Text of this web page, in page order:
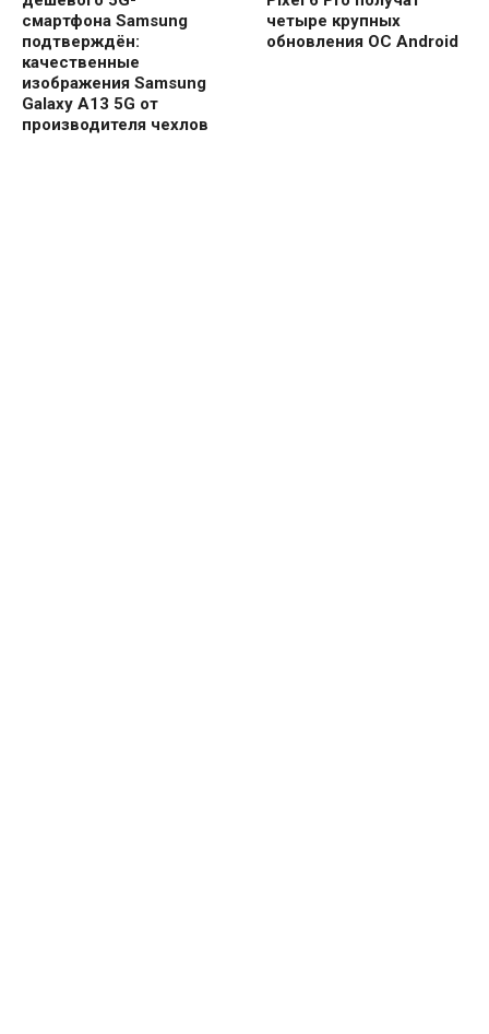
смартфона Samsung
подтверждён:
качественные
изображения Samsung
Galaxy A13 5G от
производителя чехлов
четыре крупных
обновления ОС Android